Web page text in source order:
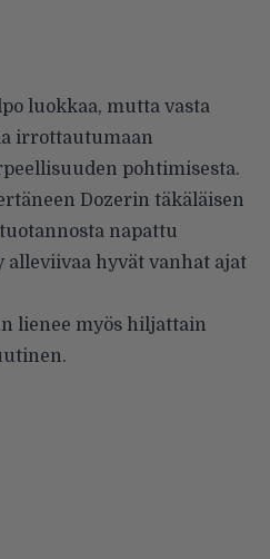
luokkaa, mutta vasta
irrottautumaan
pohtimisesta.
Dozerin täkäläisen
napattu
alleviivaa hyvät vanhat ajat
lienee myös hiljattain